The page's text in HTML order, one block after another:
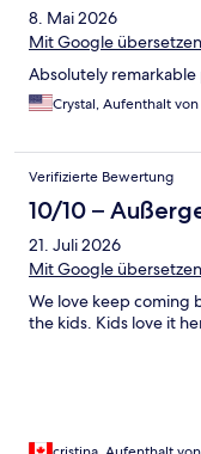
8. Mai 2026
Mit Google übersetzen
Absolutely
Crystal, Aufenthalt
Verifizierte Bewertung
10/10 –
21. Juli 2026
Mit Google übersetzen
We love keep coming
the kids. Kids love it